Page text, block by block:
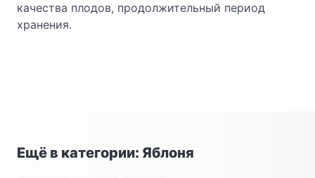
качества плодов, продолжительный период
хранения.
Ещё в категории: Яблоня